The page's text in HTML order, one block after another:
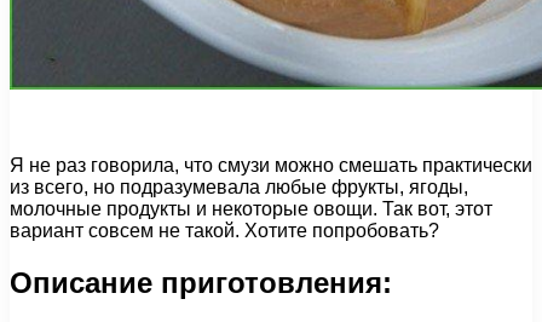
Я не раз говорила, что смузи можно смешать практически
из всего, но подразумевала любые фрукты, ягоды,
молочные продукты и некоторые овощи. Так вот, этот
вариант совсем не такой. Хотите попробовать?
Описание приготовления: